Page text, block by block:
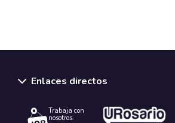
Enlaces directos
Trabaja con
nosotros.